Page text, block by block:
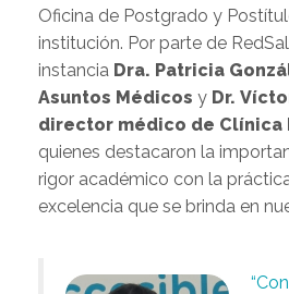
Oficina de Postgrado y
institución. Por parte de
instancia Dra. Patricia
Asuntos Médicos y Dr.
director médico de Clínica
quienes destacaron la
rigor académico con la
excelencia que se brinda en